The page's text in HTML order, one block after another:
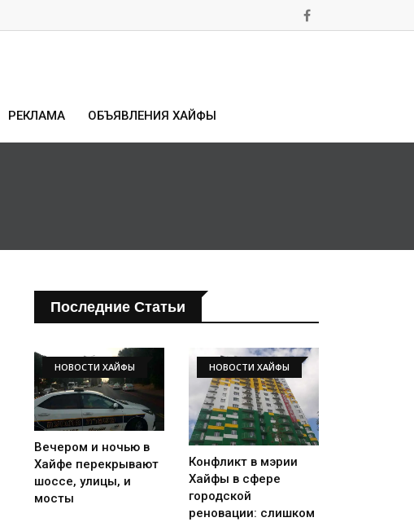
РЕКЛАМА ОБЪЯВЛЕНИЯ ХАЙФЫ
Последние Статьи
НОВОСТИ ХАЙФЫ
Вечером и ночью в
Хайфе перекрывают
шоссе, улицы, и
мосты
НОВОСТИ ХАЙФЫ
Конфликт в мэрии
Хайфы в сфере
городской
реновации: слишком